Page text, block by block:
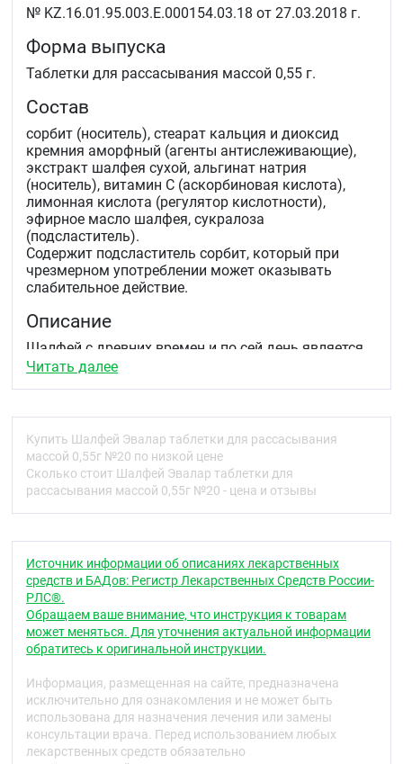
№ KZ.16.01.95.003.Е.000154.03.18 от 27.03.2018 г.
Форма выпуска
Таблетки для рассасывания массой 0,55 г.
Состав
сорбит (носитель), стеарат кальция и диоксид
кремния аморфный (агенты антислеживающие),
экстракт шалфея сухой, альгинат натрия
(носитель), витамин С (аскорбиновая кислота),
лимонная кислота (регулятор кислотности),
эфирное масло шалфея, сукралоза
(подсластитель).
Содержит подсластитель сорбит, который при
чрезмерном употреблении может оказывать
слабительное действие.
Описание
Шалфей с древних времен и по сей день является
незаменимым помощником в борьбе с вирусами:
таблетки для рассасывания "Шалфей Эвалар". Они
удобны в применении, так как в любой
необходимый вам момент создают в ротовой
полости эффект, подобный мини-ингаляции,
«орошают» горло полезными веществами
экстракта и эфирного масла шалфея.
улучшению функционального состояния
верхних дыхательных путей и горла
снятию раздражения в горле
облегчению дыхания и глотания
повышению местного иммунитета полости рта.
ароматизаторов!
Как работают ингредиенты:
Экстрактшалфея– комплекс биологически
Читать далее
Купить Шалфей Эвалар таблетки для рассасывания
массой 0,55г №20 по низкой цене
Сколько стоит Шалфей Эвалар таблетки для
рассасывания массой 0,55г №20 - цена и отзывы
Источник информации об описаниях лекарственных
средств и БАДов: Регистр Лекарственных Средств России-
РЛС®.
Обращаем ваше внимание, что инструкция к товарам
может меняться. Для уточнения актуальной информации
обратитесь к оригинальной инструкции.
Информация, размещенная на сайте, предназначена
исключительно для ознакомления и не может быть
использована для назначения лечения или замены
консультации врача. Перед использованием любых
лекарственных средств обязательно